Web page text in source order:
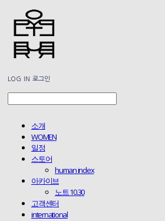
LOG IN 로그인
소개
WOMEN
일정
스토어
human index
아카이브
노트 10.30
고객센터
international